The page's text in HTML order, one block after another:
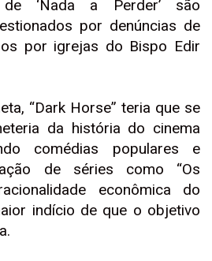
‘Nada a Perder’ são
por denúncias de
por igrejas do Bispo Edir
“Dark Horse” teria que se
da história do cinema
comédias populares e
de séries como “Os
econômica do
indício de que o objetivo